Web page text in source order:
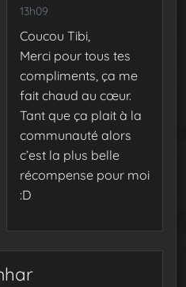
13h09
Coucou Tibi,
Merci pour tous tes
compliments, ça me
fait chaud au cœur.
Tant que ça plait à la
communauté alors
c’est la plus belle
récompense pour moi
:D